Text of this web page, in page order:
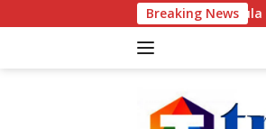
ke
Breaking News
Aset Pemda Sula Naik Jadi